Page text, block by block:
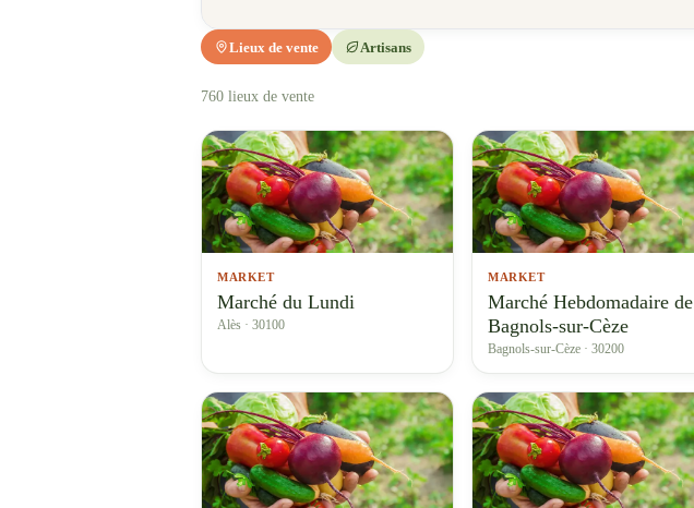
Lieux de vente Artisans
760 lieux de vente
MARKET
Marché du Lundi
Alès · 30100
MARKET
Marché Hebdomadaire de
Bagnols-sur-Cèze
Bagnols-sur-Cèze · 30200